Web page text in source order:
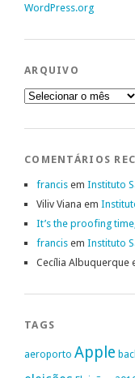
WordPress.org
ARQUIVO
Arquivo
COMENTÁRIOS
francis em Instituto
Viliv Viana em
It’s the proofing
francis em Instituto
Cecília Albuquerque
TAGS
aeroporto Apple